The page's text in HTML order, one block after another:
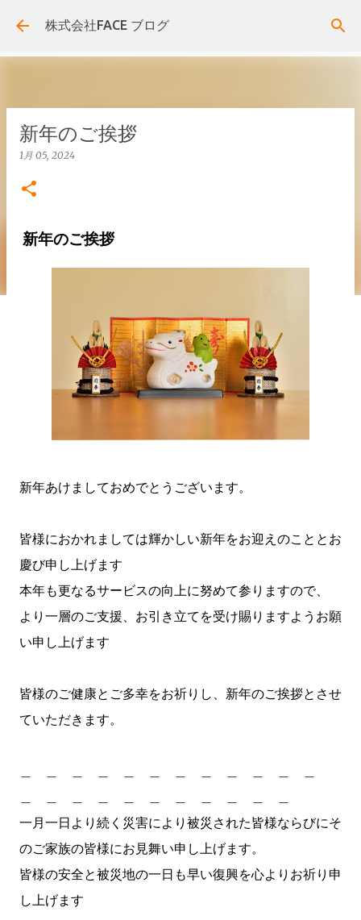
スキップしてメイン コンテンツに移動
株式会社FACE ブログ
新年のご挨拶
1月 05, 2024
新年のご挨拶
新年あけましておめでとうございます。
皆様におかれましては輝かしい新年をお迎えのこととお
慶び申し上げます
本年も更なるサービスの向上に努めて参りますので、
より一層のご支援、お引き立てを受け賜りますようお願
い申し上げます
皆様のご健康とご多幸をお祈りし、新年のご挨拶とさせ
ていただきます。
一月一日より続く災害により被災された皆様ならびにそ
のご家族の皆様にお見舞い申し上げます。
皆様の安全と被災地の一日も早い復興を心よりお祈り申
し上げます